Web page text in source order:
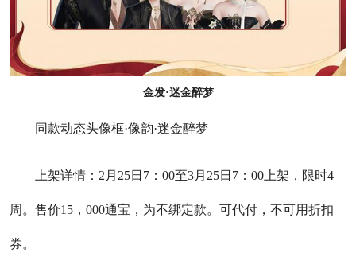
金发·迷金醉梦
同款动态头像框·像韵·迷金醉梦
上架详情：2月25日7：00至3月25日7：00上架，限时4
周。售价15，000通宝，为不绑定款。可代付，不可用折扣
券。